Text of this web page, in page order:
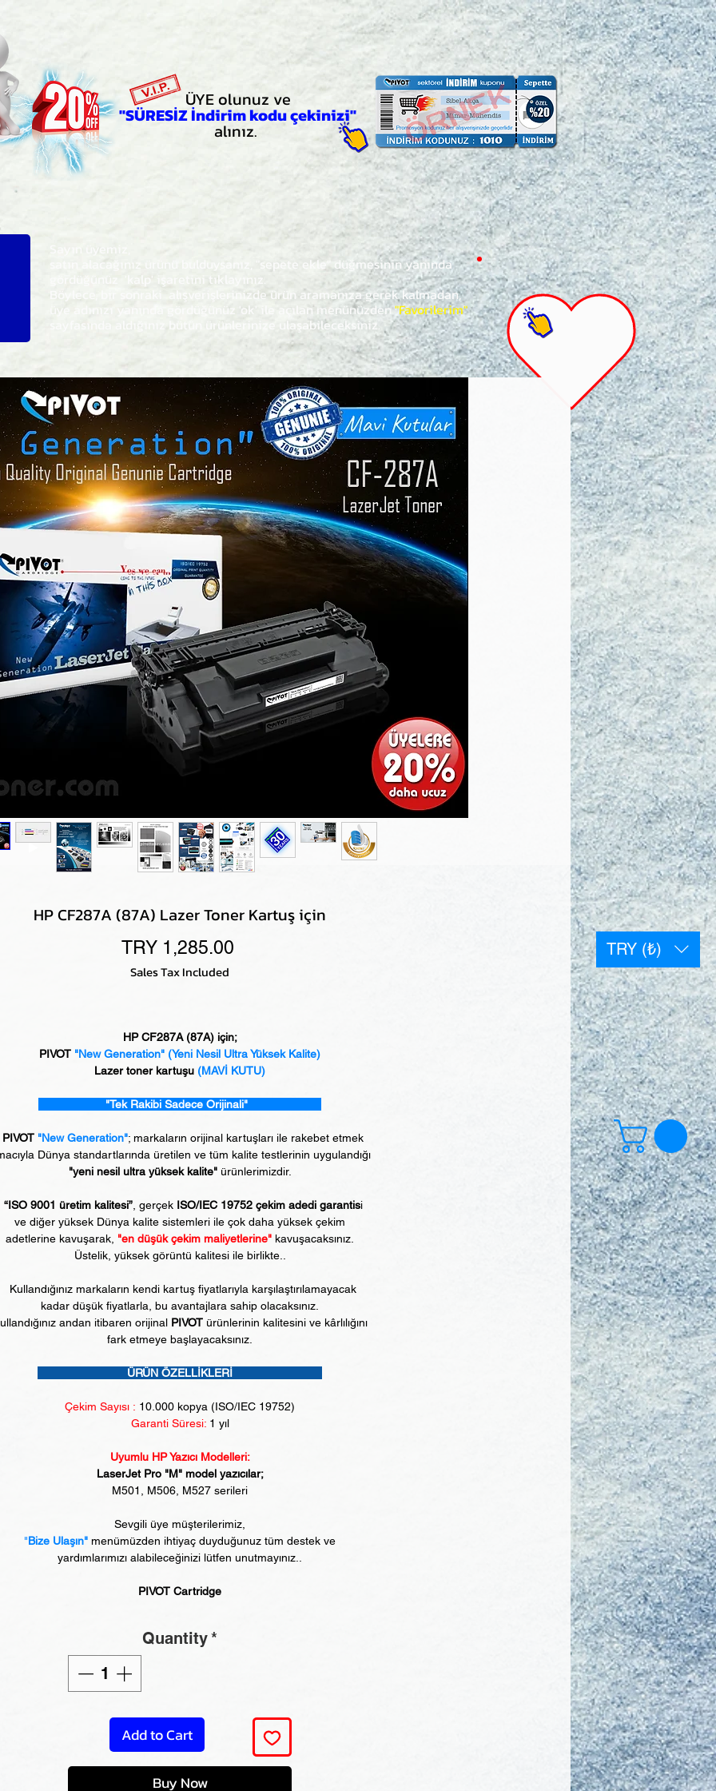
TRY (₺)
ÜYE olunuz ve
"SÜRESİZ İndirim kodu çekinizi"
alınız.
satın alacağınız ürünü bulduysanız, "sepete ekle" düğmesinin yanında
gördüğünüz 'kalp' işaretini tıklayınız.
Böylece, bir sonraki alışverişlerinizde ürün aramanıza gerek kalmadan,
üye adınızı yanında gördüğünüz 'ok' ile açılan menünüzden"Favorilerim"
sayfasında aldığınız bütün ürünlerinize ulaşabileceksiniz.
HP CF287A (87A) Lazer Toner Kartuş için
TRY 1,285.00
Sales Tax Included
HP CF287A (87A) için;
PIVOT "New Generation" (Yeni Nesil Ultra Yüksek Kalite)
Lazer toner kartuşu (MAVİ KUTU)
"Tek Rakibi Sadece Orijinali"
PIVOT "New Generation"; markaların orijinal kartuşları ile rakebet etmek
Dünya standartlarında üretilen ve tüm kalite testlerinin uygulandığı
"yeni nesil ultra yüksek kalite"ürünlerimizdir.
“ISO 9001 üretim kalitesi”, gerçekISO/IEC 19752 çekim adedi garantisi
ve diğer yüksek Dünya kalite sistemleri ile çok daha yüksek çekim
adetlerine kavuşarak, "en düşük çekim maliyetlerine" kavuşacaksınız.
Üstelik, yüksek görüntü kalitesi ile birlikte..
Kullandığınız markaların kendi kartuş fiyatlarıyla karşılaştırılamayacak
kadar düşük fiyatlarla, bu avantajlara sahip olacaksınız.
andan itibaren orijinal PIVOTürünlerinin kalitesini ve kârlılığını
fark etmeye başlayacaksınız.
ÜRÜN ÖZELLİKLERİ
Çekim Sayısı : 10 .000 kopya (ISO/IEC 19752)
Garanti Süresi:1 yıl
Uyumlu HP Yazıcı Modelleri:
LaserJet Pro "M" model yazıcılar;
M501, M506, M527 serileri
Sevgili üye müşterilerimiz,
"Bize Ulaşın" menümüzden ihtiyaç duyduğunuz tüm destek ve
yardımlarımızı alabileceğinizi lütfen unutmayınız..
PIVOT Cartridge
Quantity*
Add to Cart
Buy Now